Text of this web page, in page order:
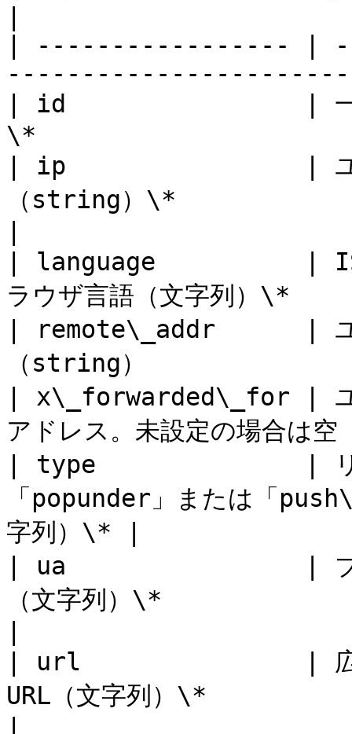
| ----------------- |
| id                | 一意の
\*
| ip                | ユー
（string）\*
| language          |
ラウザ言語（文字
| remote\_addr      | ユ
（string）
| x\_forwarded\_for | ユー
アドレス。未設定の場
| type              | リク
「popunder」または「
字列）\* |
| ua                | ブラウ
（文字列）\*
| url               | 広告が
URL（文字列）\*